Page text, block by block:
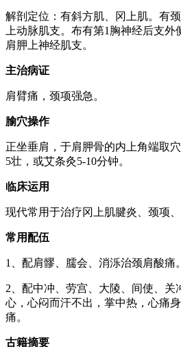
解剖定位：有斜方肌、冈上肌。有
上动脉肌支。布有第1胸神经后支
肩胛上神经肌支。
主治病证
肩臂痛，颈项强急。
腧穴操作
正坐垂肩，于肩胛骨的内上角端取
5壮，或艾条灸5-10分钟。
临床运用
现代常用于治疗冈上肌腱炎、颈项
常用配伍
1、配肩髎、臑会、消泺治颈肩酸痛。
2、配中冲、劳宫、大陵、间使、关
心，心闷而汗不出，掌中热，心痛
痛。
古籍摘要